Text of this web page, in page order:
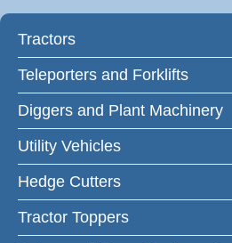
Tractors
Teleporters and Forklifts
Diggers and Plant Machinery
Utility Vehicles
Hedge Cutters
Tractor Toppers